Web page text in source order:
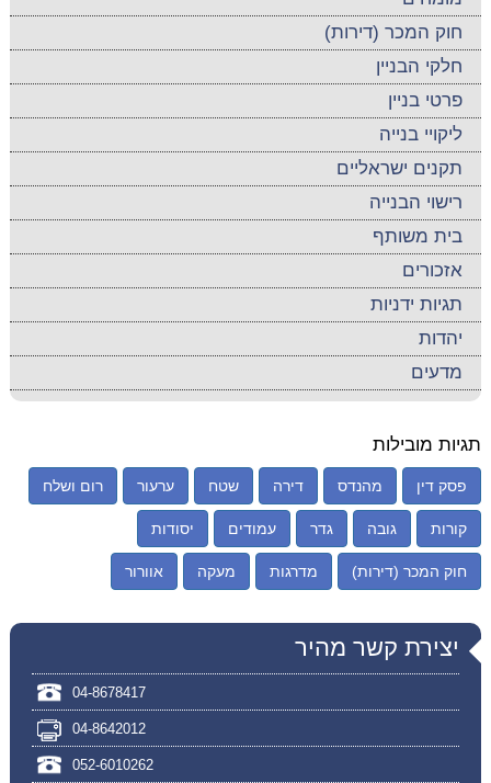
חוק המכר (דירות)
חלקי הבניין
פרטי בניין
ליקויי בנייה
תקנים ישראליים
רישוי הבנייה
בית משותף
אזכורים
תגיות ידניות
יהדות
מדעים
תגיות מובילות
פסק דין מהנדס דירה שטח ערעור רום ושלח
קורות גובה גדר עמודים יסודות
חוק המכר (דירות) מדרגות מעקה אוורור
יצירת קשר מהיר
04-8678417
04-8642012
052-6010262